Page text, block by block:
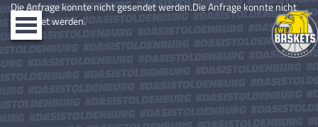
Toggle
navigation
Die Anfrage konnte nicht gesendet werden.Die Anfrage konnte nicht
gesendet werden.